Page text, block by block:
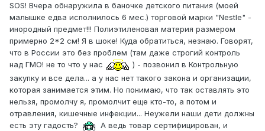
SOS! Вчера обнаружила в баночке детского питания (моей
малышке едва исполнилось 6 мес.) торговой марки "Nestle" -
инородный предмет!!! Полиэтиленовая материя размером
примерно 2*2 см! Я в шоке! Куда обратиться, незнаю. Говорят,
что в России это без проблем (там даже строгий контроль
над ГМО! не то что у нас
) - позвонил в Контрольную
закупку и все дела... а у нас нет такого закона и организации,
которая занимается этим. Но понимаю, что так оставлять это
нельзя, промолчу я, промолчит еще кто-то, а потом и
отравления, кишечные инфекции... Неужели наши дети должны
есть эту гадость?
А ведь товар сертифицирован, и